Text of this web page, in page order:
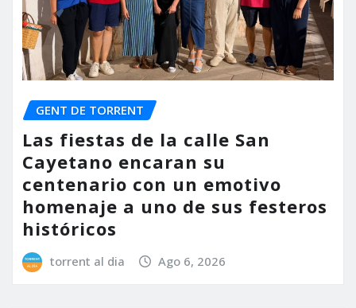
GENT DE TORRENT
Las fiestas de la calle San
Cayetano encaran su
centenario con un emotivo
homenaje a uno de sus festeros
históricos
torrent al dia Ago 6, 2026